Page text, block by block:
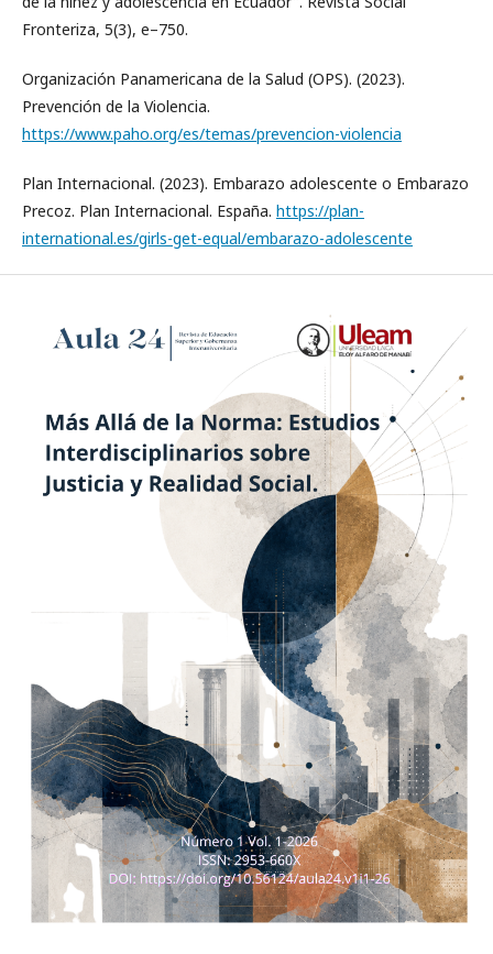
Fronteriza, 5(3), e–750.
Organización Panamericana de la Salud (OPS). (2023).
Prevención de la Violencia.
https://www.paho.org/es/temas/prevencion-violencia
Plan Internacional. (2023). Embarazo adolescente o Embarazo
Precoz. Plan Internacional. España. https://plan-
international.es/girls-get-equal/embarazo-adolescente